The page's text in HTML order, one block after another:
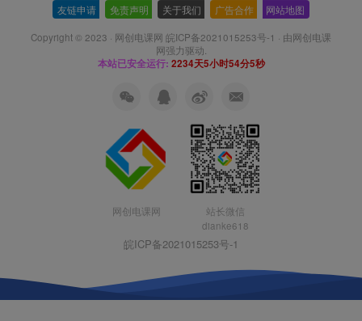
友链申请 免责声明 关于我们 广告合作 网站地图
Copyright © 2023 · 网创电课网 皖ICP备2021015253号-1 · 由网创电课
网强力驱动.
本站已安全运行: 2234天5小时54分6秒
网创电课网
站长微信
dianke618
皖ICP备2021015253号-1